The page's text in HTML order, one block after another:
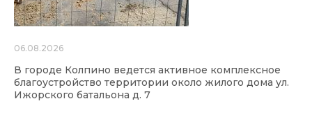
06.08.2026
В городе Колпино ведется активное комплексное
благоустройство территории около жилого дома ул.
Ижорского батальона д. 7